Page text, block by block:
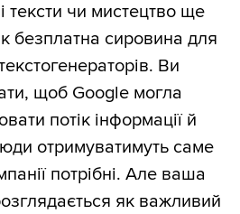
чи мистецтво ще
безплатна сировина для
Ви
щоб Google могла
потік інформації й
отримуватимуть саме
потрібні. Але ваша
як важливий